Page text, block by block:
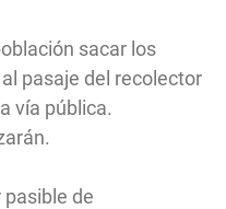
sacar los
pasaje del recolector
vía pública.
de